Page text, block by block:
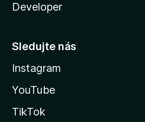
Developer
Sledujte nás
Instagram
YouTube
TikTok